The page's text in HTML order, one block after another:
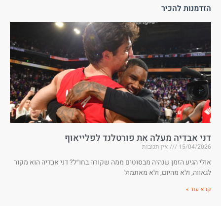
הזדמנות להכיר
דני אבדיה מעלה את פורטלנד לפלייאוף
15/04/2026 אין תגובות
אולי הגיע הזמן שנהיה מבסוטים ממה שקורה בחו״ל? דני אבדיה הוא מקור
לגאווה, ולא מהיום, ולא מאתמול
קרא עוד »